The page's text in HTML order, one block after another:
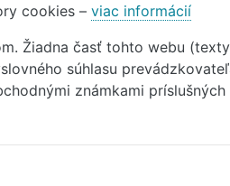
cookies – viac informácií
Žiadna časť tohto webu
súhlasu
známkami príslušných